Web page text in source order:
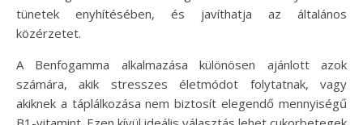
tünetek enyhítésében, és javíthatja az általános
közérzetet.
A Benfogamma alkalmazása különösen ajánlott azok
számára, akik stresszes életmódot folytatnak, vagy
akiknek a táplálkozása nem biztosít elegendő mennyiségű